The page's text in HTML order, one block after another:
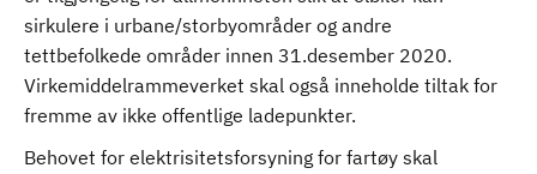
sirkulere i urbane/storbyområder og andre
tettbefolkede områder innen 31.desember 2020.
Virkemiddelrammeverket skal også inneholde tiltak for
fremme av ikke offentlige ladepunkter.
Behovet for elektrisitetsforsyning for fartøy skal